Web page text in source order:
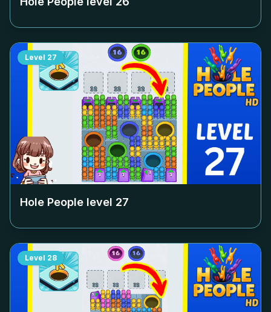
Level 27
Hole People level 27
Level 28